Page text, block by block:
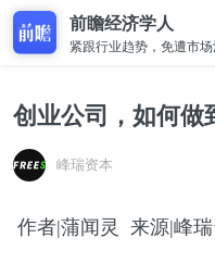
前瞻经济学人
紧跟行业趋势，免遭市
创业公司，如何做
峰瑞资本
作者|蒲闻灵 来源|峰瑞